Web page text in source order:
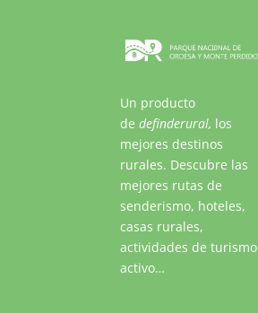
Un producto
dedefinderural, los
mejores destinos
rurales. Descubre las
mejores rutas de
senderismo, hoteles,
casas rurales,
actividades de turismo
activo…